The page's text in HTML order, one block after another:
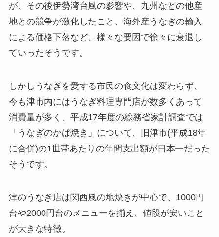
が、その後伊勢湾台風の影響や、九州などの他産
地との競争が激化したこと、海外産うなぎの輸入
による価格下落など、様々な要因で徐々に衰退し
ていったそうです。
しかしうなぎを愛する市民の食文化は変わらず、
今も津市内にはうなぎ料理専門店が数多くあって
消費量が多く、平成17年度の総務省家計調査では
「うなぎのかば焼き」について、旧津市(平成18年
に合併)の1世帯あたりの年間支出額が日本一だった
そうです。
津のうなぎ店は関西風の地焼きが中心で、1000円
台や2000円台のメニューを揃え、値段が安いこと
が大きな特徴。